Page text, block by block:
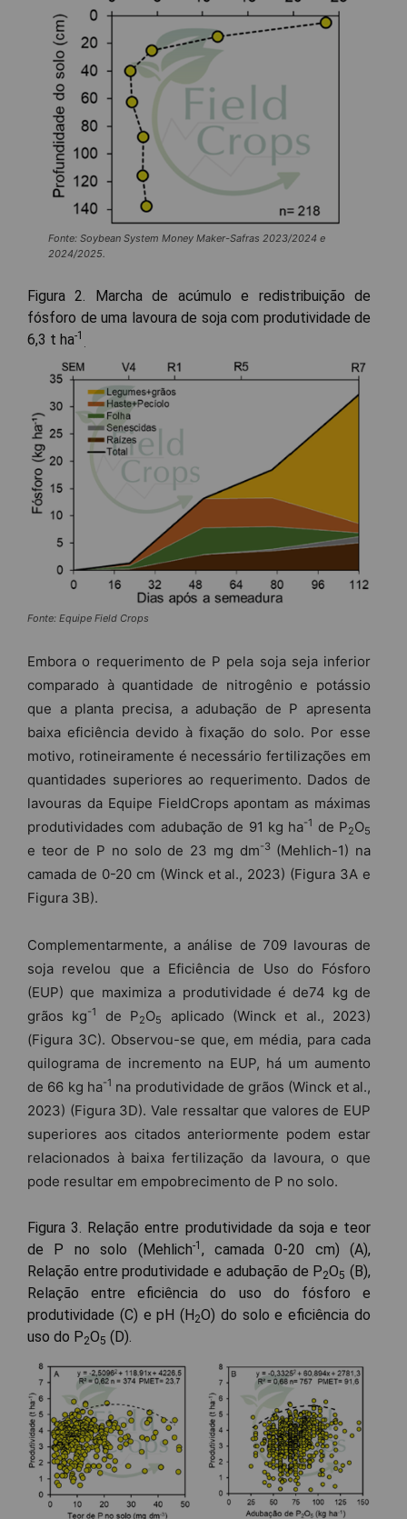
Fonte: Soybean System Money Maker-Safras 2023/2024 e
2024/2025.
Figura 2. Marcha de acúmulo e redistribuição de
fósforo de uma lavoura de soja com produtividade de
6,3 t ha-1
Fonte: Equipe Field Crops
Embora o requerimento de P pela soja seja inferior
comparado à quantidade de nitrogênio e potássio
que a planta precisa, a adubação de P apresenta
baixa eficiência devido à fixação do solo. Por esse
motivo, rotineiramente é necessário fertilizações em
quantidades superiores ao requerimento. Dados de
lavouras da Equipe FieldCrops apontam as máximas
produtividades com adubação de 91 kg ha-1 de P2O5
e teor de P no solo de 23 mg dm-3(Mehlich-1) na
camada de 0-20 cm (Winck et al., 2023) (Figura 3A e
Figura 3B).
Complementarmente, a análise de 709 lavouras de
soja revelou que a Eficiência de Uso do Fósforo
(EUP) que maximiza a produtividade é de74 kg de
grãos kg-1 de P2O5
aplicado (Winck et al., 2023)
(Figura 3C). Observou-se que, em média, para cada
quilograma de incremento na EUP, há um aumento
de 66 kg ha-1 na produtividade de grãos (Winck et al.,
2023) (Figura 3D). Vale ressaltar que valores de EUP
superiores aos citados anteriormente podem estar
relacionados à baixa fertilização da lavoura, o que
pode resultar em empobrecimento de P no solo.
Figura 3. Relação entre produtividade da soja e teor
de P no solo (Mehlich-1 , camada 0-20 cm) (A),
Relação entre produtividade e adubação de P2O5 (B),
Relação entre eficiência do uso do fósforo e
produtividade (C) e pH (H2O) do solo e eficiência do
uso do P2O5 (D).